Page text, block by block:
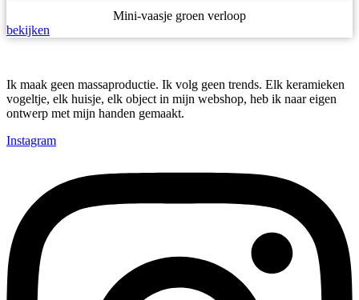
Mini-vaasje groen verloop
bekijken
Ik maak geen massaproductie. Ik volg geen trends. Elk keramieken
vogeltje, elk huisje, elk object in mijn webshop, heb ik naar eigen
ontwerp met mijn handen gemaakt.
Instagram